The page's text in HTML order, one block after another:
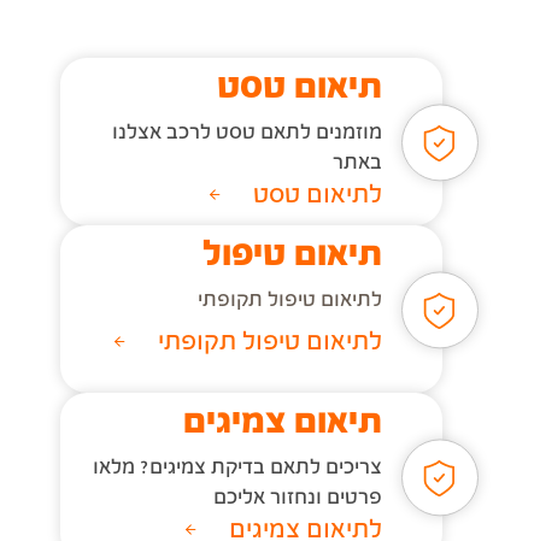
תיאום טסט
מוזמנים לתאם טסט לרכב אצלנו
באתר
לתיאום טסט
תיאום טיפול
לתיאום טיפול תקופתי
לתיאום טיפול תקופתי
תיאום צמיגים
צריכים לתאם בדיקת צמיגים? מלאו
פרטים ונחזור אליכם
לתיאום צמיגים